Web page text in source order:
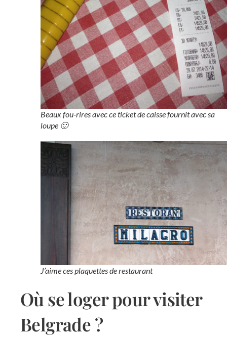
Beaux fou-rires avec ce ticket de caisse fournit avec sa
loupe 🙂
J’aime ces plaquettes de restaurant
Où se loger pour visiter
Belgrade ?